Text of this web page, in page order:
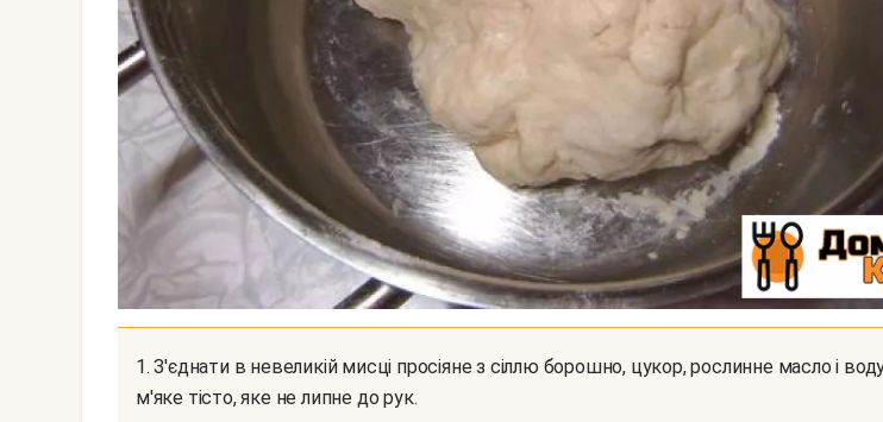
1. З'єднати в невеликій мисці просіяне з сіллю борошно, цукор, рослинне масло і воду. Замісити
м'яке тісто, яке не липне до рук.